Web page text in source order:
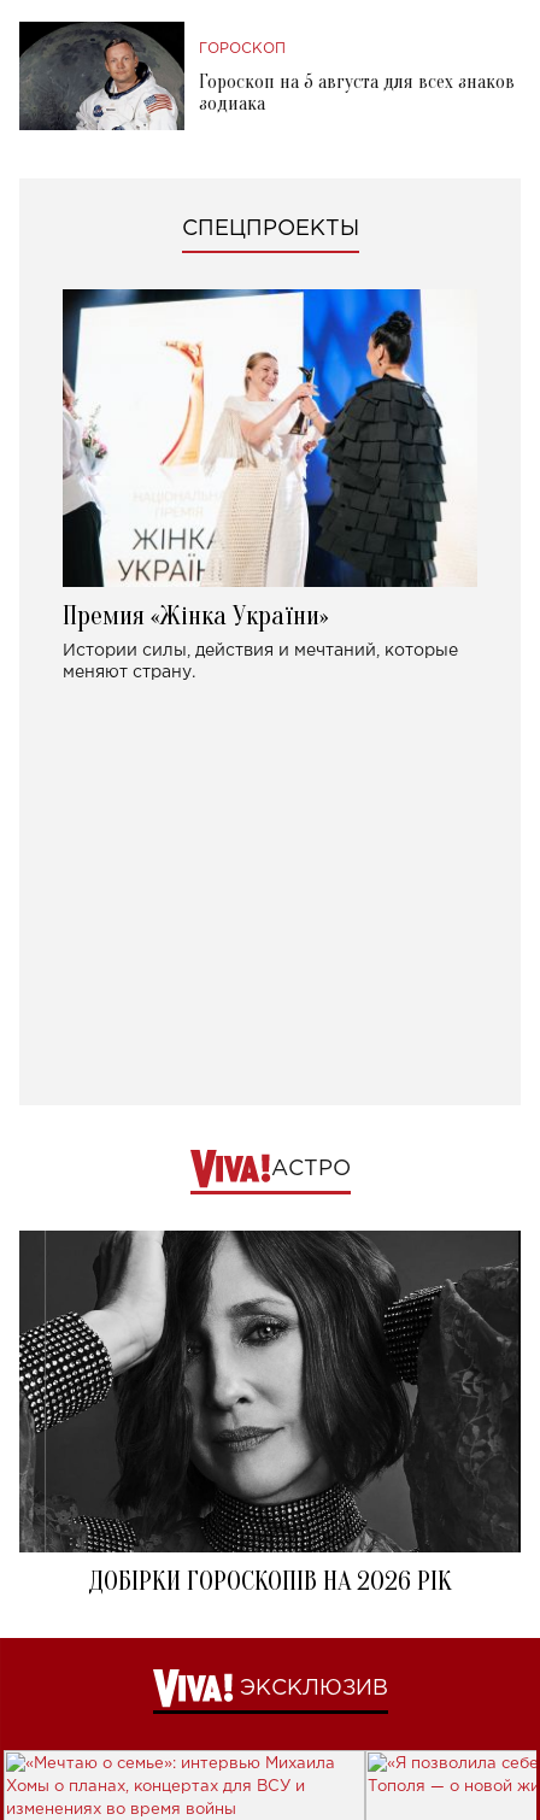
ГОРОСКОП
Гороскоп на 5 августа для всех знаков
зодиака
СПЕЦПРОЕКТЫ
Премия «Жінка України»
Истории силы, действия и мечтаний, которые
меняют страну.
АСТРО
ДОБІРКИ ГОРОСКОПІВ НА 2026 РІК
ЭКСКЛЮЗИВ